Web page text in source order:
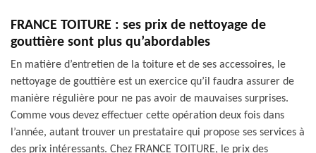
FRANCE TOITURE : ses prix de nettoyage de
gouttière sont plus qu’abordables
En matière d’entretien de la toiture et de ses accessoires, le
nettoyage de gouttière est un exercice qu’il faudra assurer de
manière régulière pour ne pas avoir de mauvaises surprises.
Comme vous devez effectuer cette opération deux fois dans
l’année, autant trouver un prestataire qui propose ses services à
des prix intéressants. Chez FRANCE TOITURE, le prix des